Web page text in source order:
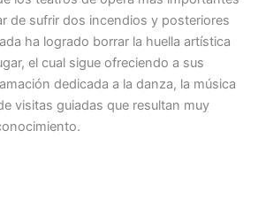
de sufrir dos incendios y posteriores
ha logrado borrar la huella artística
el cual sigue ofreciendo a sus
dedicada a la danza, la música
visitas guiadas que resultan muy